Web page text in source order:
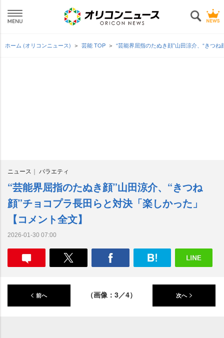
ホーム (オリコンニュース) 芸能 TOP “芸能界屈指のたぬき顔”山田涼介、“きつ
ニュース バラエティ
“芸能界屈指のたぬき顔”山田涼介、“きつね
顔”チョコプラ長田らと対決「楽しかった」
【コメント全文】
2026-01-30 07:00
前へ （画像：3／4） 次へ